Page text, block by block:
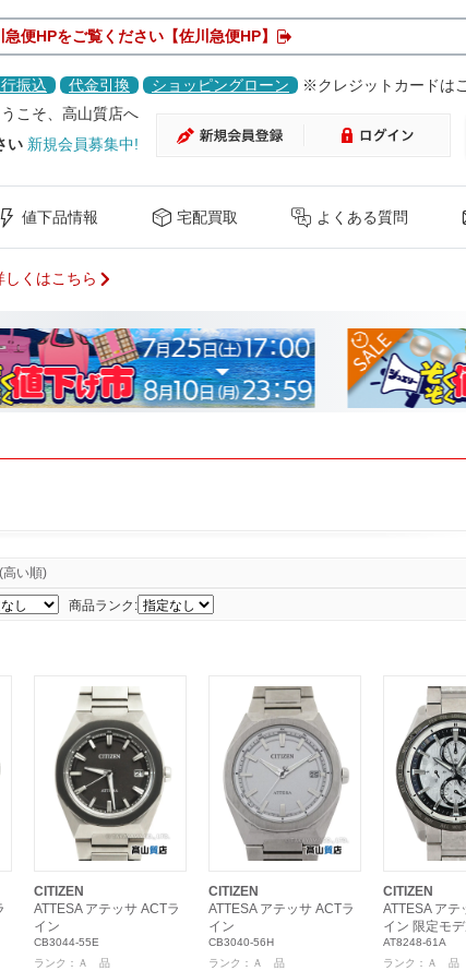
便HPをご覧ください【佐川急便HP】
振込 代金引換 ショッピングローン ※クレジットカードは
うこそ、高山質店へ
い 新規会員募集中!
値下品情報 宅配買取 よくある質問
しくはこちら
高い順)
商品ランク:
CITIZEN
ATTESA アテッサ ACTラ
イン
CB3044-55E
ランク：Ａ 品
CITIZEN
ATTESA アテッサ ACTラ
イン
CB3040-56H
ランク：Ａ 品
CITIZEN
ATTESA アテ
イン 限定モ
AT8248-61A
ランク：Ａ 品